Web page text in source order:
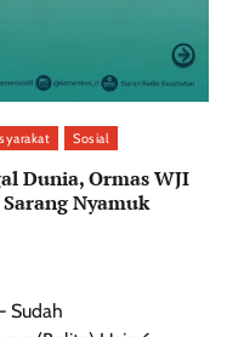
Sosial
Dunia, Ormas WJI
Nyamuk
Sudah